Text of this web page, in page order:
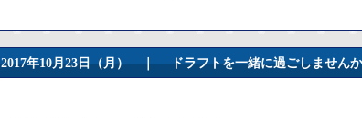
2017年10月23日（月） ｜ドラフトを一緒に過ごしません